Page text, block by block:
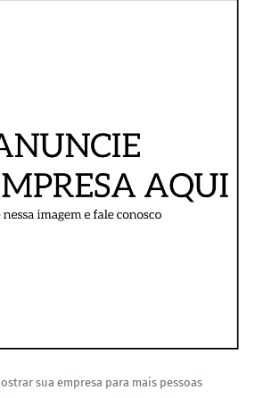
sua empresa para mais pessoas